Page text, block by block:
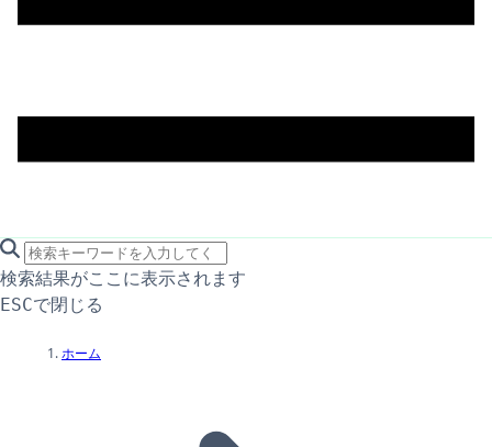
search icon
サイト内検索
検索結果がここに表示されます
ESCで閉じる
ホーム